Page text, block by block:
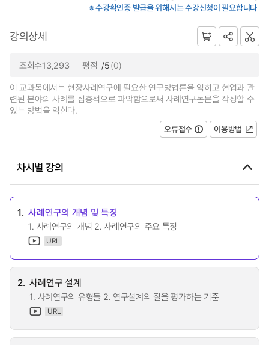
※ 수강확인증 발급을 위해서는 수강신청이 필요합니다
강의상세
조회수13,293 평점 /5(0)
이 교과목에서는 현장사례연구에 필요한 연구방법론을 익히고 현업과 관
련된 분야의 사례를 심층적으로 파악함으로써 사례연구논문을 작성할 수
있는 방법을 익힌다.
오류접수
이용방법
차시별 강의
1. 사례연구의 개념 및 특징
1. 사례연구의 개념 2. 사례연구의 주요 특징
URL
2. 사례연구 설계
1. 사례연구의 유형들 2. 연구설계의 질을 평가하는 기준
URL